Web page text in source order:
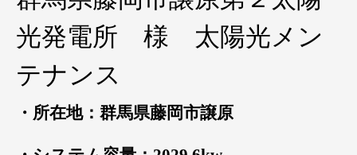
光発電所 様 太陽光メン
テナンス
・所在地：群馬県藤岡市譲原